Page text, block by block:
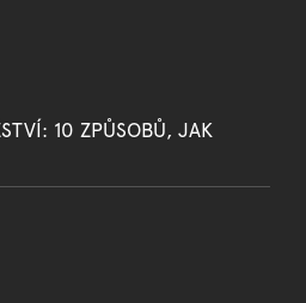
10 ZPŮSOBŮ, JAK